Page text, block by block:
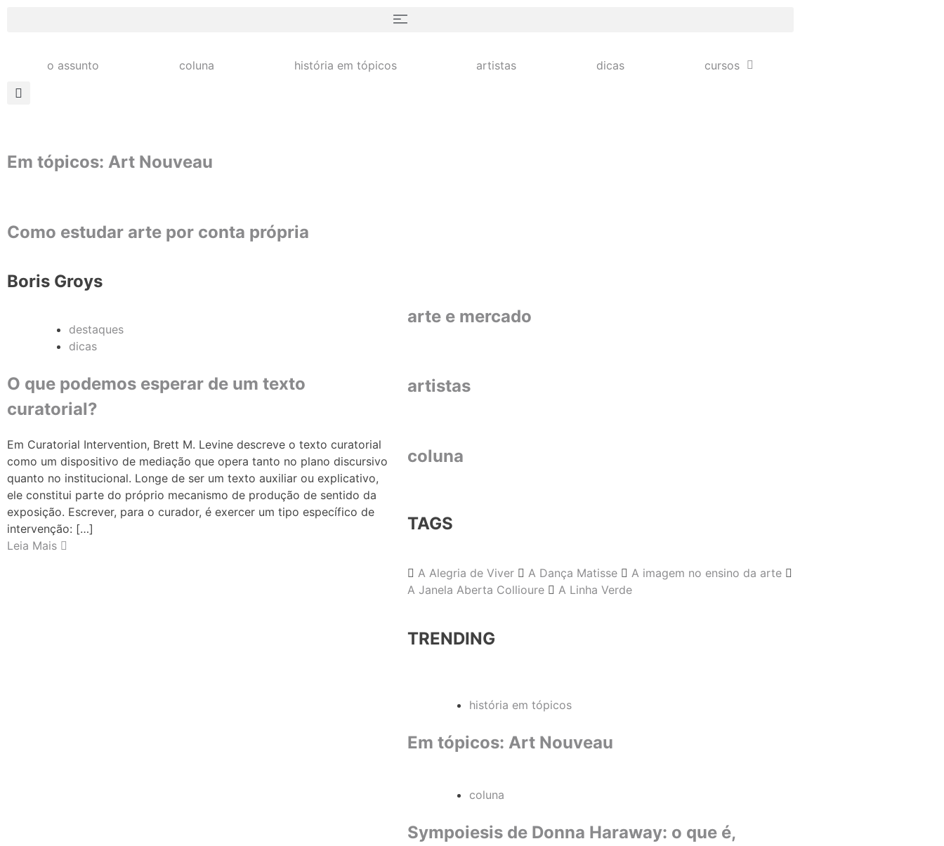
o assunto coluna história em tópicos artistas dicas cursos
Em tópicos: Art Nouveau
Como estudar arte por conta própria
Boris Groys
destaques
dicas
O que podemos esperar de um texto
curatorial?
Em Curatorial Intervention, Brett M. Levine descreve o texto curatorial
como um dispositivo de mediação que opera tanto no plano discursivo
quanto no institucional. Longe de ser um texto auxiliar ou explicativo,
ele constitui parte do próprio mecanismo de produção de sentido da
exposição. Escrever, para o curador, é exercer um tipo específico de
intervenção: […]
Leia Mais
arte e mercado
artistas
coluna
TAGS
A Alegria de Viver A Dança Matisse
A imagem no ensino da arte
A Janela Aberta Collioure
A Linha Verde
TRENDING
história em tópicos
Em tópicos: Art Nouveau
coluna
Sympoiesis de Donna Haraway: o que é,